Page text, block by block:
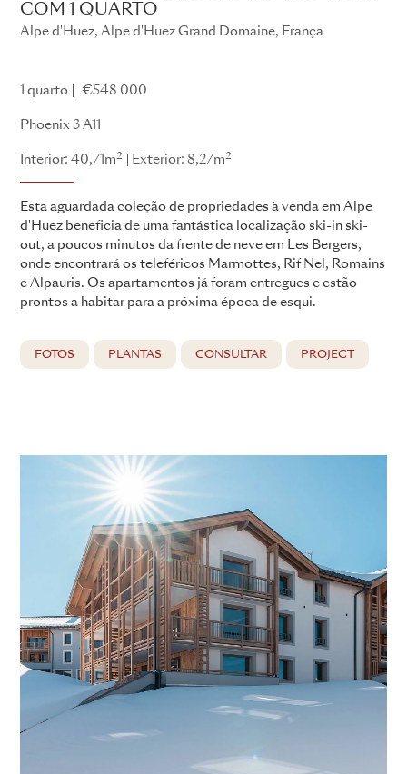
COM 1 QUARTO
Alpe d'Huez, Alpe d'Huez Grand Domaine, França
1 quarto €548 000
Phoenix 3 A11
Interior: 40,71m2 Exterior: 8,27m2
Esta aguardada coleção de propriedades à venda em Alpe
d'Huez beneficia de uma fantástica localização ski-in ski-
out, a poucos minutos da frente de neve em Les Bergers,
onde encontrará os teleféricos Marmottes, Rif Nel, Romains
e Alpauris. Os apartamentos já foram entregues e estão
prontos a habitar para a próxima época de esqui.
FOTOS PLANTAS CONSULTAR PROJECT